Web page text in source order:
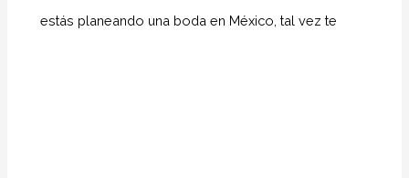
estás planeando una boda en México, tal vez te